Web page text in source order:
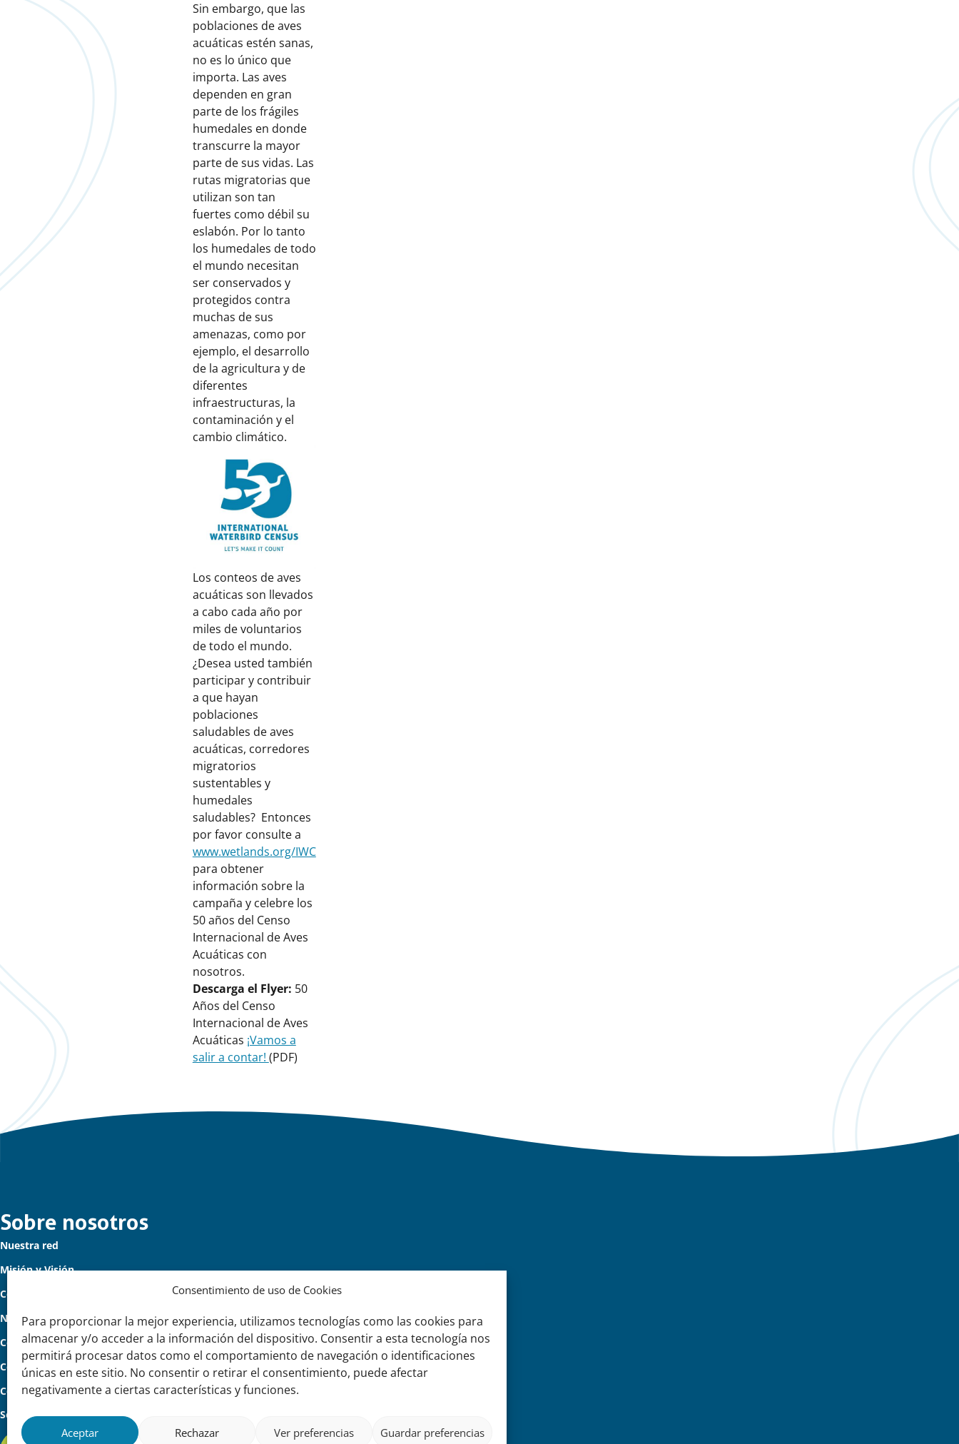
Consentimiento de uso de Cookies
Para proporcionar la mejor experiencia, utilizamos tecnologías como las cookies para
almacenar y/o acceder a la información del dispositivo. Consentir a esta tecnología nos
permitirá procesar datos como el comportamiento de navegación o identificaciones
únicas en este sitio. No consentir o retirar el consentimiento, puede afectar
negativamente a ciertas características y funciones.
Aceptar Rechazar Ver preferencias Guardar preferencias
Sin embargo, que las
poblaciones de aves
acuáticas estén sanas,
no es lo único que
importa. Las aves
dependen en gran
parte de los frágiles
humedales en donde
transcurre la mayor
parte de sus vidas. Las
rutas migratorias que
utilizan son tan
fuertes como débil su
eslabón. Por lo tanto
los humedales de todo
el mundo necesitan
ser conservados y
protegidos contra
muchas de sus
amenazas, como por
ejemplo, el desarrollo
de la agricultura y de
diferentes
infraestructuras, la
contaminación y el
cambio climático.
Los conteos de aves
acuáticas son llevados
a cabo cada año por
miles de voluntarios
de todo el mundo.
¿Desea usted también
participar y contribuir
a que hayan
poblaciones
saludables de aves
acuáticas, corredores
migratorios
sustentables y
humedales
saludables? Entonces
por favor consulte a
www.wetlands.org/IWC
para obtener
información sobre la
campaña y celebre los
50 años del Censo
Internacional de Aves
Acuáticas con
nosotros.
Descarga el Flyer: 50
Años del Censo
Internacional de Aves
Acuáticas ¡Vamos a
salir a contar! (PDF)
Links
importantes
Sobre nosotros
Nuestra red
Misión y Visión
Cómo trabajamos
Nuestra historia
Conozca a nuestro equipo
Colaboran con nosotros
Contacto
Seguinos